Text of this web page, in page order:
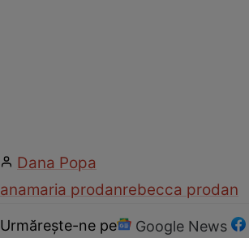
Dana Popa
anamaria prodanrebecca prodan
Urmărește-ne pe Google News